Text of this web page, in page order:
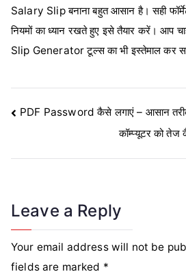
Salary Slip बनाना बहुत आसान है। सही
नियमों का ध्यान रखते हुए इसे तैयार करें। आप
Slip Generator टूल्स का भी इस्तेमाल कर
Post
navigation
PDF Password कैसे लगाएं – आसान
कॉम्प्यूटर को
Leave a Reply
Your email address will not be
fields are marked *